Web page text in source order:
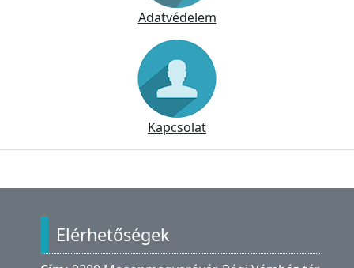
Adatvédelem
Kapcsolat
Elérhetőségek